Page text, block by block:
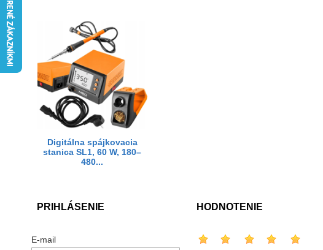
Digitálna spájkovacia
stanica SL1, 60 W, 180–
480...
PRIHLÁSENIE
E-mail
HODNOTENIE